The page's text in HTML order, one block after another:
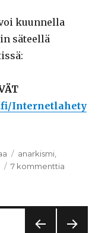
kuunnella
säteellä
Internetlahety
Avainsanat
anarkismi,
7 kommenttia
–